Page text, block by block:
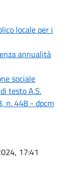
locale per i
annualità
sociale
testo A.S.
n. 448 - dpcm
17:41